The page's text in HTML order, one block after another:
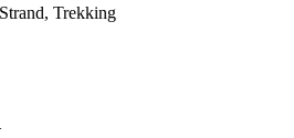
Trekking